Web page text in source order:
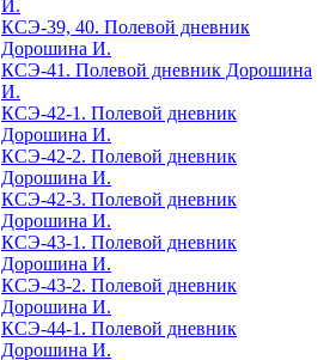
И.
КСЭ-39, 40. Полевой дневник
Дорошина И.
КСЭ-41. Полевой дневник Дорошина
И.
КСЭ-42-1. Полевой дневник
Дорошина И.
КСЭ-42-2. Полевой дневник
Дорошина И.
КСЭ-42-3. Полевой дневник
Дорошина И.
КСЭ-43-1. Полевой дневник
Дорошина И.
КСЭ-43-2. Полевой дневник
Дорошина И.
КСЭ-44-1. Полевой дневник
Дорошина И.